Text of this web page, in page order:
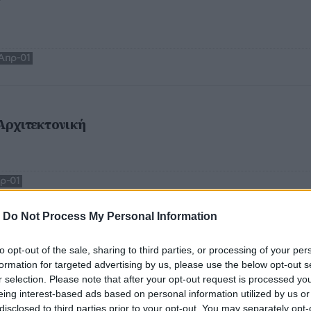
Do Not Process My Personal Information
opt-out of the sale, sharing to third parties, or processing of your
for targeted advertising by us, please use the below opt-out
selection. Please note that after your opt-out request is processed
interest-based ads based on personal information utilized by us
to third parties prior to your opt-out. You may separately
01
01
Seeds - No More Shall We Part
επίθετα και άλλοι τόσοι χαρακτηρισμοί που μπορεί να
αλλά προσωπική μου εκτίμηση είναι ότι μόνο ένας
άψογα τον καλλιτεχνικό του αγώνα.